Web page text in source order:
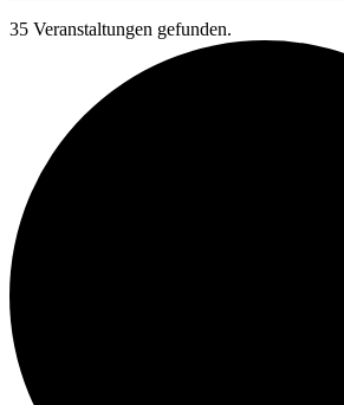
35 Veranstaltungen gefunden.